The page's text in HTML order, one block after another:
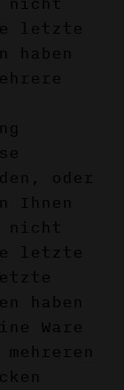
letzte
haben
oder
Ihnen
nicht
letzte
haben
Ware